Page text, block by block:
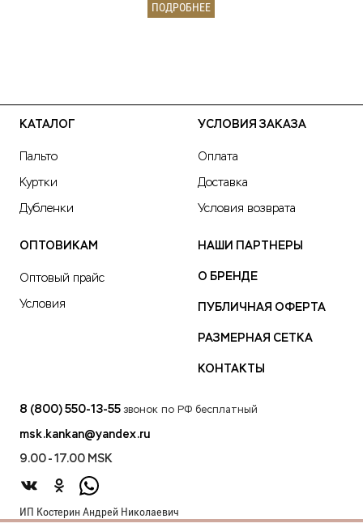
ПОДРОБНЕЕ
КАТАЛОГ
Пальто
Куртки
Дубленки
УСЛОВИЯ ЗАКАЗА
Оплата
Доставка
Условия возврата
ОПТОВИКАМ
Оптовый прайс
Условия
НАШИ ПАРТНЕРЫ
О БРЕНДЕ
ПУБЛИЧНАЯ ОФЕРТА
РАЗМЕРНАЯ СЕТКА
КОНТАКТЫ
8 (800) 550-13-55 звонок по РФ бесплатный
msk.kankan@yandex.ru
9.00 - 17.00 MSK
ИП Костерин Андрей Николаевич